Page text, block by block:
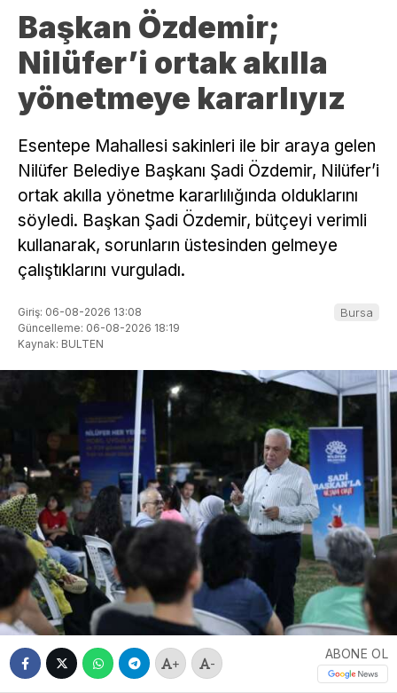
Başkan Özdemir;
Nilüfer’i ortak akılla
yönetmeye kararlıyız
Esentepe Mahallesi sakinleri ile bir araya gelen
Nilüfer Belediye Başkanı Şadi Özdemir, Nilüfer’i
ortak akılla yönetme kararlılığında olduklarını
söyledi. Başkan Şadi Özdemir, bütçeyi verimli
kullanarak, sorunların üstesinden gelmeye
çalıştıklarını vurguladı.
Giriş: 06-08-2026 13:08
Güncelleme: 06-08-2026 18:19
Kaynak: BULTEN
Bursa
+ -
ABONE OL